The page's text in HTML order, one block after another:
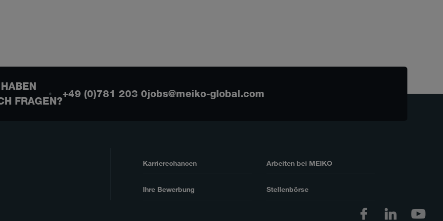
FRAGEN?
+49 (0)781 203 0jobs@meiko-global.com
Karrierechancen Arbeiten bei MEIKO
Ihre Bewerbung Stellenbörse